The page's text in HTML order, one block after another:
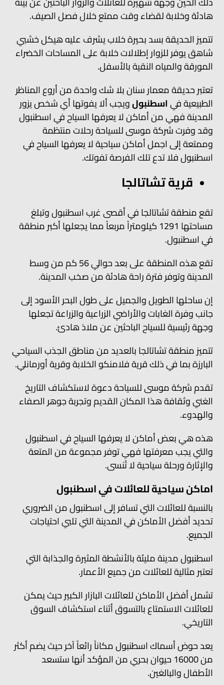
هادئة وخلابة لقضاء وقت ممتع خلال فصل الصيف.
تتميز الحديقة بسد بحيرة خلاب يشرف عليه هيكل خشبي
شاهق يوفر للزوار إطلالات خلابة على المساحات الخضراء
المورقة والمياه النقية بالأسفل.
تعتبر حديقة معمار سنان بلا شك واحدة من أروع المناظر
الطبيعية فياسطنبولويجب ألا يفوتها أي شخص يزور
المدينة فهي من أماكن لا يعرفها السياح في اسطنبول
وقد وفرت شركة موسى للسياحة رحلات منتظمة
وممتعة إلى اجمل أماكن سياحية لا يعرفها السياح في
اسطنبول فلا تدع تلك الفرصة تفوتك.
قرية تشاتالجا
تقع منطقة تشاتالجا في أقصى غرب اسطنبول وتبلغ
مساحتها 1291 كيلومتراً مربعاً مما يجعلها أكبر منطقة
في اسطنبول.
تقع هذه المنطقة على بعد حوالي 56 كم من وسط
المدينة وتوفر فترة راحة هادئة من صخب المدينة.
إن ساحلها الطويل والجميل على طول البحر الأسود إلى
جانب وفرة الغابات والأراضي الزراعية والزراعة تجعلها
وجهة رئيسية للسياح الباحثين عن ملاذ هادئ.
تتميز منطقة تشاتالجا بالعديد من مناطق الجذب السياحي
البارزة بما في ذلك قرية فلامنكو الخلابة وقرية أورمانلي.
تقدم شركة موسى للسياحة دعوة لاستكشاف التاريخ
الغني وثقافة هذا المكان القديم وتجربة جوهر الصفاء
والهدوء.
هذه هي بعض أماكن لا يعرفها السياح في اسطنبول
والتي يجب معرفتها فهي توفر مجموعة من المتعة
والإثارة ورحلة سياحية لا تُنسى.
اماكن سياحية للعائلات في اسطنبول
بالنسبة للعائلات التي تسافر إلى اسطنبول من الضروري
تحديد أفضل الأماكن في المدينة التي تلبي احتياجات
الجميع.
اسطنبول مدينة مليئة بالأنشطة المثيرة والجذابة التي
تعتبر مثالية للعائلات من جميع الأعمار.
تشمل أفضل الأماكن للعائلات البازار الكبير حيث يمكن
للعائلات الاستمتاع بالتسوق أثناء استكشاف السوق
التاريخي.
يعد حوض أسماك اسطنبول مكاناً رائعاً آخر حيث يضم أكثر
من 16000 حيوان بحري من المؤكد أنها ستسعد
الأطفال والبالغين.